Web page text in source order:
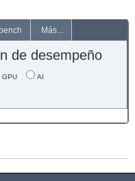
Más...
de desempeño
GPU AI